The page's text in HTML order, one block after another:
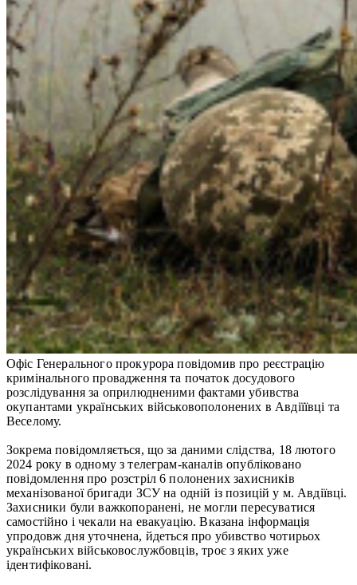
Офіс Генерального прокурора повідомив про реєстрацію
кримінального провадження та початок досудового
розслідування за оприлюдненими фактами убивства
окупантами українських військовополонених в Авдіїївці та
Веселому.
Зокрема повідомляється, що за даними слідства, 18 лютого
2024 року в одному з телеграм-каналів опубліковано
повідомлення про розстріл 6 полонених захисників
механізованої бригади ЗСУ на одній із позицій у м. Авдіївці.
Захисники були важкопоранені, не могли пересуватися
самостійно і чекали на евакуацію. Вказана інформація
упродовж дня уточнена, йдеться про убивство чотирьох
українських військовослужбовців, троє з яких уже
ідентифіковані.